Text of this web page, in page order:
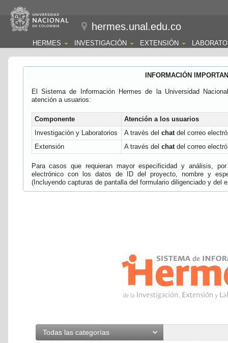
hermes.unal.edu.co
HERMES INVESTIGACIÓN EXTENSIÓN
INFORMACIÓN
El Sistema de Información Hermes de la Universidad
atención a usuarios:
Componente
Atención a los usuarios
Investigación y Laboratorios
A través del chatdel correo
Extensión
A través del chatdel correo
Para casos que requieran mayor especificidad y análisis,
electrónico con los datos de ID del proyecto, nombre y
(Incluyendo capturas de pantalla del formulario diligenciado y del
Todas las categorías